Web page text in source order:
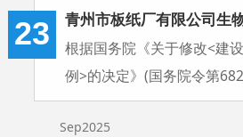
定，现将竣工验收予以公示
月21日－2025年12月18日
公众参与建设项目环境保护
23
根据国务院《关于修改<建
例>的决定》(国务院令第
发布〈建设项目竣工环境保
告》(国环规环评〔2017〕4
Sep2025